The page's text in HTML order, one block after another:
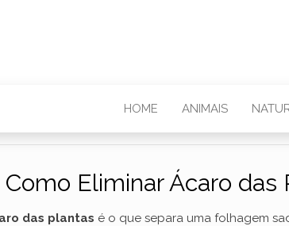
HOME ANIMAIS
Como Eliminar Ácaro
das plantas é o que separa uma folhagem